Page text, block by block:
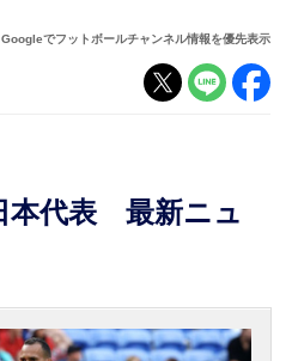
Googleでフットボールチャンネル情報を優先表示